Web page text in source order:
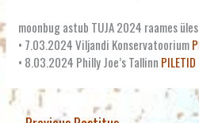
moonbug astub TUJA 2024 raames
• 7.03.2024 Viljandi Konservatoorium
• 8.03.2024 Philly Joe’s Tallinn PILETID